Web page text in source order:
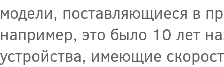
модели, поставляющиеся в
например, это было 10 лет
устройства, имеющие